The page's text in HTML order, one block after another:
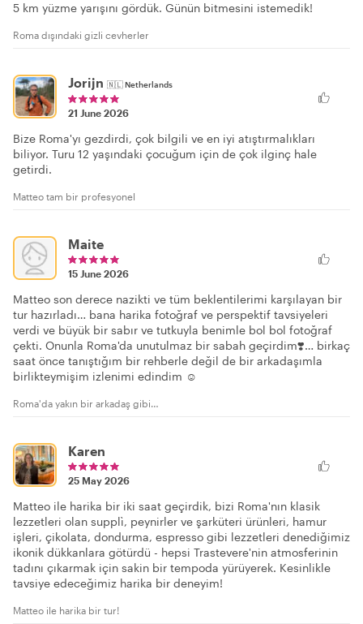
5 km yüzme yarışını gördük. Günün bitmesini istemedik!
Roma dışındaki gizli cevherler
Jorijn 🇳🇱Netherlands
21 June 2026
Bize Roma'yı gezdirdi, çok bilgili ve en iyi atıştırmalıkları
biliyor. Turu 12 yaşındaki çocuğum için de çok ilginç hale
getirdi.
Matteo tam bir profesyonel
Maite
15 June 2026
Matteo son derece nazikti ve tüm beklentilerimi karşılayan bir
tur hazırladı… bana harika fotoğraf ve perspektif tavsiyeleri
verdi ve büyük bir sabır ve tutkuyla benimle bol bol fotoğraf
çekti. Onunla Roma'da unutulmaz bir sabah geçirdim❣️… birkaç
saat önce tanıştığım bir rehberle değil de bir arkadaşımla
birlikteymişim izlenimi edindim ☺️
Roma'da yakın bir arkadaş gibi…
Karen
25 May 2026
Matteo ile harika bir iki saat geçirdik, bizi Roma'nın klasik
lezzetleri olan supplì, peynirler ve şarküteri ürünleri, hamur
işleri, çikolata, dondurma, espresso gibi lezzetleri denediğimiz
ikonik dükkanlara götürdü - hepsi Trastevere'nin atmosferinin
tadını çıkarmak için sakin bir tempoda yürüyerek. Kesinlikle
tavsiye edeceğimiz harika bir deneyim!
Matteo ile harika bir tur!